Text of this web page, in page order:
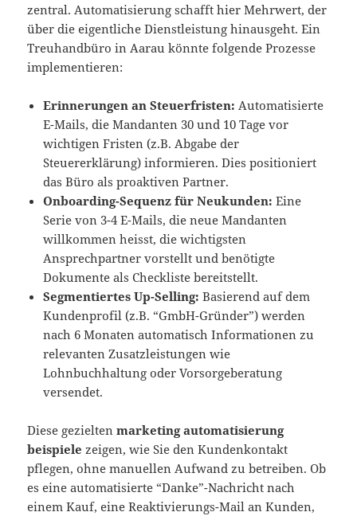
zentral. Automatisierung schafft hier Mehrwert, der
über die eigentliche Dienstleistung hinausgeht. Ein
Treuhandbüro in Aarau könnte folgende Prozesse
implementieren:
Erinnerungen an Steuerfristen: Automatisierte
E-Mails, die Mandanten 30 und 10 Tage vor
wichtigen Fristen (z.B. Abgabe der
Steuererklärung) informieren. Dies positioniert
das Büro als proaktiven Partner.
Onboarding-Sequenz für Neukunden: Eine
Serie von 3-4 E-Mails, die neue Mandanten
willkommen heisst, die wichtigsten
Ansprechpartner vorstellt und benötigte
Dokumente als Checkliste bereitstellt.
Segmentiertes Up-Selling: Basierend auf dem
Kundenprofil (z.B. “GmbH-Gründer”) werden
nach 6 Monaten automatisch Informationen zu
relevanten Zusatzleistungen wie
Lohnbuchhaltung oder Vorsorgeberatung
versendet.
Diese gezieltenmarketing automatisierung
beispiele zeigen, wie Sie den Kundenkontakt
pflegen, ohne manuellen Aufwand zu betreiben. Ob
es eine automatisierte “Danke”-Nachricht nach
einem Kauf, eine Reaktivierungs-Mail an Kunden,